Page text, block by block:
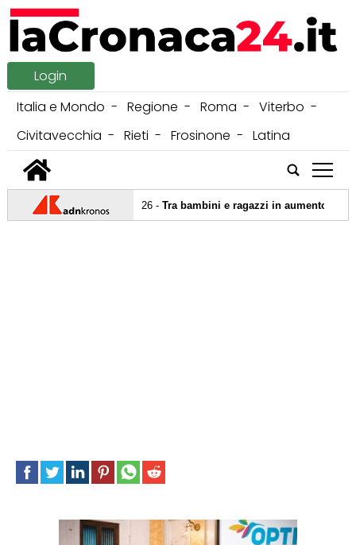
Login
Italia e Mondo
Regione Roma
Viterbo
Civitavecchia
Rieti Frosinone
Latina
tap
07/08/2026 -Tra bambini e ragazzi in aumento uso